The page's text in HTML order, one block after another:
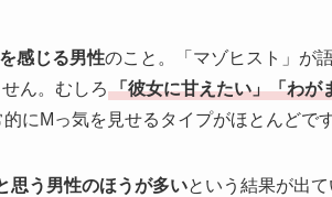
感じる男性のこと。「マゾヒスト」が
ん。むしろ 「彼女に甘えたい」「わが
にMっ気を見せるタイプがほとんどです
思う男性のほうが多いという結果が出て